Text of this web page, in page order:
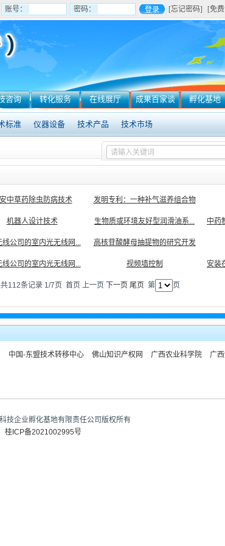
账号： 密码： [忘记密码] [免
咨询 转化服务 在线展厅 成果百家谈 孵化基地
标准 仪器设备 技术产品 技术市场
中草药除虫防病技术 发明专利：一种补气滋养组合物
机器人设计技术 生物质或环境友好型润滑油系... 中药
线公司的室内光无线网... 高核苷酸酵母抽提物的研究开发
线公司的室内光无线网... 视频墙控制 安装
共112条记录 1/7页 首页 上一页 下一页 尾页 第 页
中国-东盟技术转移中心 佛山知识产权网 广西农业科学院
广
技企业孵化基地有限责任公司版权所有
桂ICP备2021002995号